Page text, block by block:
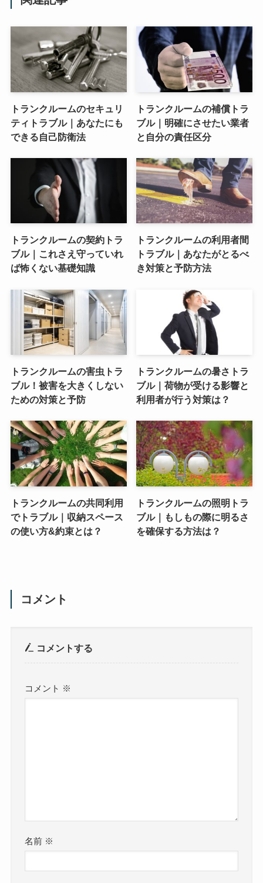
トランクルームのセキュリ
ティトラブル｜あなたにも
できる自己防衛法
トランクルームの補償トラ
ブル｜明確にさせたい業者
と自分の責任区分
トランクルームの契約トラ
ブル｜これさえ守っていれ
ば怖くない基礎知識
トランクルームの利用者間
トラブル｜あなたがとるべ
き対策と予防方法
トランクルームの害虫トラ
ブル！被害を大きくしない
ための対策と予防
トランクルームの暑さトラ
ブル｜荷物が受ける影響と
利用者が行う対策は？
トランクルームの共同利用
でトラブル｜収納スペース
の使い方&約束とは？
トランクルームの照明トラ
ブル｜もしもの際に明るさ
を確保する方法は？
コメント
コメントする
コメント ※
名前 ※